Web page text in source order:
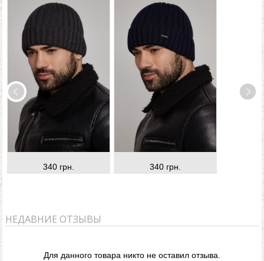
340 грн. 340 грн.
НЕДАВНИЕ ОТЗЫВЫ
Для данного товара никто не оставил отзыва.